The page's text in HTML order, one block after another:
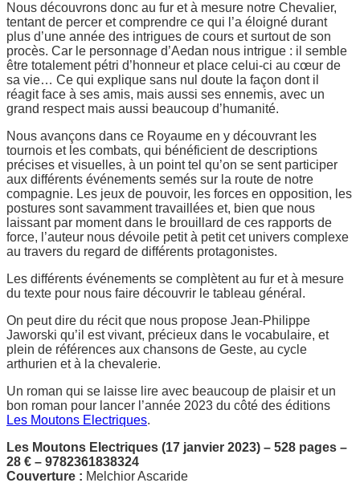
Nous découvrons donc au fur et à mesure notre Chevalier,
tentant de percer et comprendre ce qui l’a éloigné durant
plus d’une année des intrigues de cours et surtout de son
procès. Car le personnage d’Aedan nous intrigue : il semble
être totalement pétri d’honneur et place celui-ci au cœur de
sa vie… Ce qui explique sans nul doute la façon dont il
réagit face à ses amis, mais aussi ses ennemis, avec un
grand respect mais aussi beaucoup d’humanité.
Nous avançons dans ce Royaume en y découvrant les
tournois et les combats, qui bénéficient de descriptions
précises et visuelles, à un point tel qu’on se sent participer
aux différents événements semés sur la route de notre
compagnie. Les jeux de pouvoir, les forces en opposition, les
postures sont savamment travaillées et, bien que nous
laissant par moment dans le brouillard de ces rapports de
force, l’auteur nous dévoile petit à petit cet univers complexe
au travers du regard de différents protagonistes.
Les différents événements se complètent au fur et à mesure
du texte pour nous faire découvrir le tableau général.
On peut dire du récit que nous propose Jean-Philippe
Jaworski qu’il est vivant, précieux dans le vocabulaire, et
plein de références aux chansons de Geste, au cycle
arthurien et à la chevalerie.
Un roman qui se laisse lire avec beaucoup de plaisir et un
bon roman pour lancer l’année 2023 du côté des éditions
Les Moutons Electriques.
Les Moutons Electriques (17 janvier 2023) – 528 pages –
28 € – 9782361838324
Couverture : Melchior Ascaride